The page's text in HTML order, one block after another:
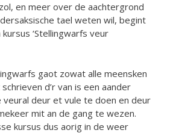
en meer over de aachtergrond
tael weten wil, begint
‘Stellingwarfs veur
gaot zowat alle meensken
d’r van is een aander
deur et vule te doen en deur
mit an de gang te wezen.
kursus dus aorig in de weer